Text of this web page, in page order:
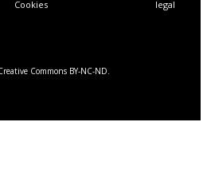
Cookies legal
Commons BY-NC-ND.